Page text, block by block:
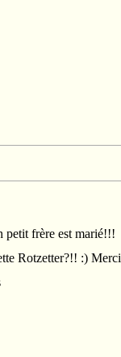
frère est marié!!!
Rotzetter?!! :) Merci